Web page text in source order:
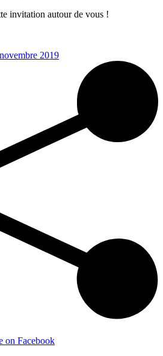
invitation autour de vous !
2019
on Facebook